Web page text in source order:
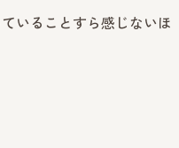
いることすら感じないほ